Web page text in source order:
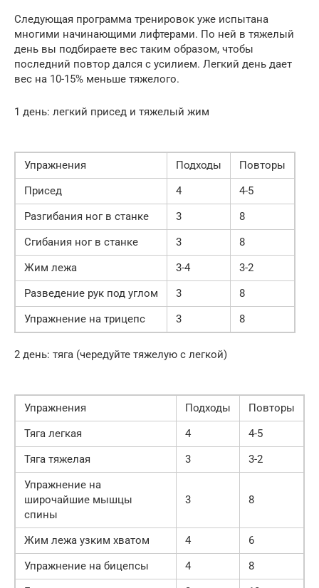
Следующая программа тренировок уже испытана
многими начинающими лифтерами. По ней в тяжелый
день вы подбираете вес таким образом, чтобы
последний повтор дался с усилием. Легкий день дает
вес на 10-15% меньше тяжелого.
1 день: легкий присед и тяжелый жим
Упражнения Подходы
Повторы
Присед
4
4-5
Разгибания ног в станке
3
8
Сгибания ног в станке
3
8
Жим лежа
3-4
3-2
Разведение рук под углом
3
8
Упражнение на трицепс
3 8
2 день: тяга (чередуйте тяжелую с легкой)
Упражнения Подходы
Повторы
Тяга легкая
4
4-5
Тяга тяжелая
3
3-2
Упражнение на
широчайшие мышцы
спины
3 8
Жим лежа узким хватом 4
6
Упражнение на бицепсы
4
8